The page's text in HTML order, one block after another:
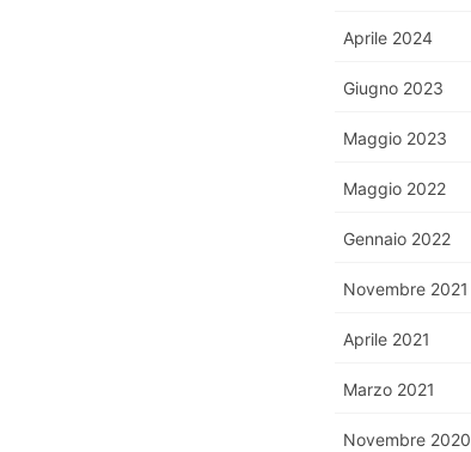
Aprile 2024
Giugno 2023
Maggio 2023
Maggio 2022
Gennaio 2022
Novembre 2021
Aprile 2021
Marzo 2021
Novembre 2020